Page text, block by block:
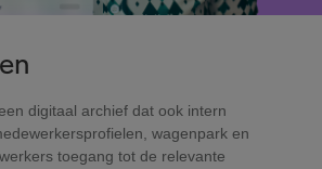
digitaal archief dat ook intern
wagenpark en
toegang tot de relevante